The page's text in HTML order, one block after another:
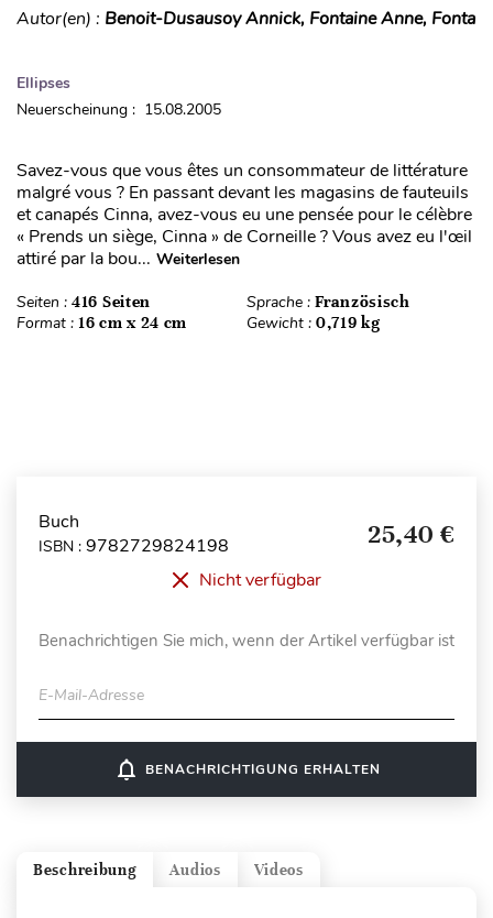
Autor(en) : Benoit-Dusausoy Annick, Fontaine Anne, Fonta
Ellipses
Neuerscheinung : 15.08.2005
Savez-vous que vous êtes un consommateur de littérature
malgré vous ? En passant devant les magasins de fauteuils
et canapés Cinna, avez-vous eu une pensée pour le célèbre
« Prends un siège, Cinna » de Corneille ? Vous avez eu l'œil
attiré par la bou... Weiterlesen
Seiten : 416 Seiten Sprache : Französisch
Format : 16 cm x 24 cm Gewicht : 0,719 kg
Buch
ISBN : 9782729824198 25,40 €
Nicht verfügbar
Benachrichtigen Sie mich, wenn der Artikel verfügbar ist
E-Mail-Adresse
notifications_none BENACHRICHTIGUNG ERHALTEN
Videos
Audios
Beschreibung